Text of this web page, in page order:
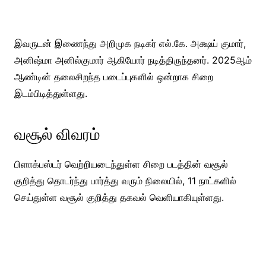
இவருடன் இணைந்து அறிமுக நடிகர் எல்.கே. அக்ஷய் குமார்,
அனிஷ்மா அனில்குமார் ஆகியோர் நடித்திருந்தனர். 2025ஆம்
ஆண்டின் தலைசிறந்த படைப்புகளில் ஒன்றாக சிறை
இடம்பிடித்துள்ளது.
வசூல் விவரம்
பிளாக்பஸ்டர் வெற்றியடைந்துள்ள சிறை படத்தின் வசூல்
குறித்து தொடர்ந்து பார்த்து வரும் நிலையில், 11 நாட்களில்
செய்துள்ள வசூல் குறித்து தகவல் வெளியாகியுள்ளது.